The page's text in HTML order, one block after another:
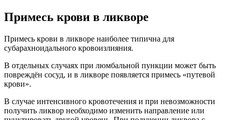
Примесь крови в ликворе
Примесь крови в ликворе наиболее типична для
субарахноидального кровоизлияния.
В отдельных случаях при люмбальной пункции может быть
повреждён сосуд, и в ликворе появляется примесь «путевой
крови».
В случае интенсивного кровотечения и при невозможности
получить ликвор необходимо изменить направление или